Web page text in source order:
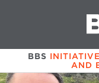
BBS
AND